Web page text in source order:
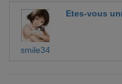
smile34
Etes-vous